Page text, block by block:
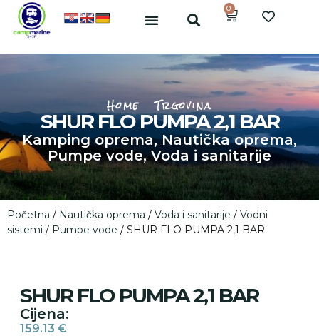
0
Home Trgovina
SHUR FLO PUMPA 2,1 BAR
Kamping oprema,Nautička oprema,
Pumpe vode,Voda i sanitarije
Početna / Nautička oprema / Voda i sanitarije / Vodni
sistemi / Pumpe vode / SHUR FLO PUMPA 2,1 BAR
SHUR FLO PUMPA 2,1 BAR
Cijena:
159.13 €